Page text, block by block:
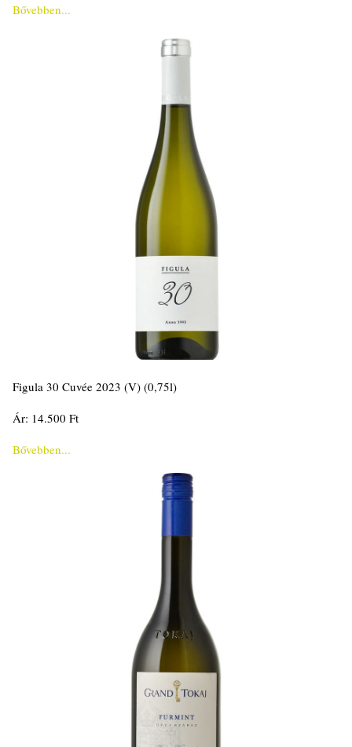
Bővebben...
Figula 30 Cuvée 2023 (V) (0,75l)
Ár: 14.500 Ft
Bővebben...